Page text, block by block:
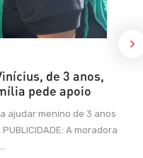
de 3 anos,
pede apoio
ajudar menino de 3 anos
A moradora